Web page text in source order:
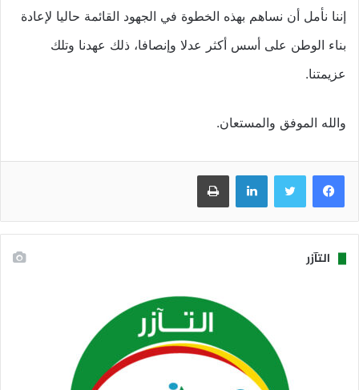
إننا نأمل أن نساهم بهذه الخطوة في الجهود القائمة حاليا لإعادة
بناء الوطن على أسس أكثر عدلا وإنصافا، ذلك عهدنا وتلك
عزيمتنا.
والله الموفق والمستعان.
فيسبوك تويتر لينكدإن طباعة
التآزر